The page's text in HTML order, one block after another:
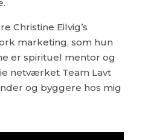
Christine Eilvig’s
marketing, som hun
er spirituel mentor og
netværket Team Lavt
og byggere hos mig